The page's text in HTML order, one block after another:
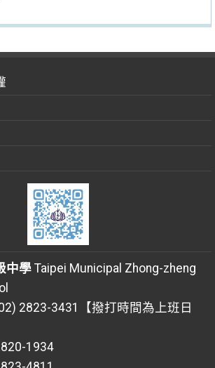
中學Taipei Municipal Zhong-zheng
2823-3431【撥打時間為上班日
1934